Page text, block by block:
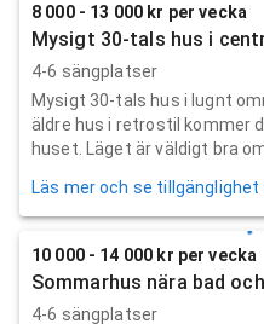
8 000 - 13 000 kr per vecka
Mysigt 30-tals hus i
4-6 sängplatser
Mysigt 30-tals hus i lugnt
äldre hus i retrostil kommer
huset. Läget är väldigt bra om
Läs mer och se
10 000 - 14 000 kr per vecka
Sommarhus nära bad
4-6 sängplatser